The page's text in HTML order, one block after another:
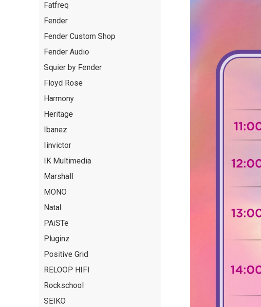
Fatfreq
Fender
Fender Custom Shop
Fender Audio
Squier by Fender
Floyd Rose
Harmony
Heritage
Ibanez
Iinvictor
IK Multimedia
Marshall
MONO
Natal
PAiSTe
Pluginz
Positive Grid
RELOOP HIFI
Rockschool
SEIKO